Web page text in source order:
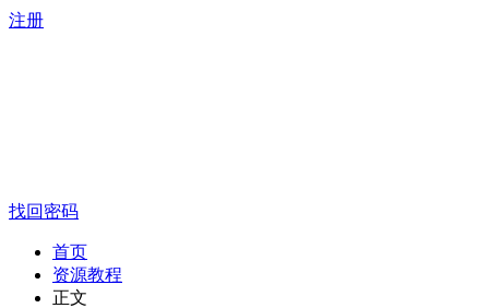
注册
找回密码
首页
资源教程
正文